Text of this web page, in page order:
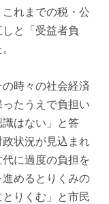
れまでの税・公
と「受益者負
時々の社会経済
たうえで負担い
はない」と答
状況が見込まれ
に過度の負担を
めるとりくみの
りくむ」と市民